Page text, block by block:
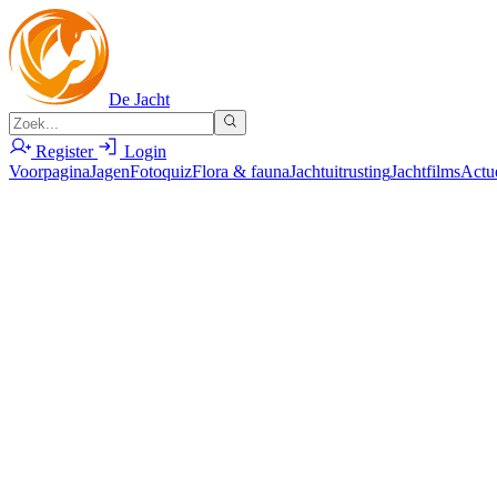
De Jacht
Register
Login
VoorpaginaJagenFotoquizFlora & faunaJachtuitrustingJachtfilms